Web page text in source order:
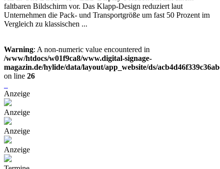
faltbaren Bildschirm vor. Das Klapp-Design reduziert laut
Unternehmen die Pack- und Transportgröße um fast 50 Prozent im
Vergleich zu klassischen ...
Warning: A non-numeric value encountered in
/www/htdocs/w01f9ca8/www.digital-signage-
magazin.de/hylide/data/layout/app_website/ds/
on line 26
Anzeige
Anzeige
Anzeige
Anzeige